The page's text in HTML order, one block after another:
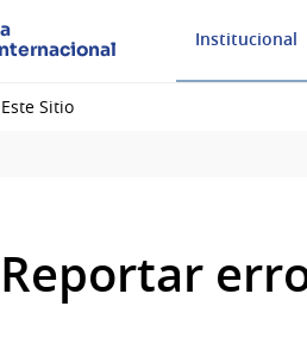
Institucional
Sitio
Reportar